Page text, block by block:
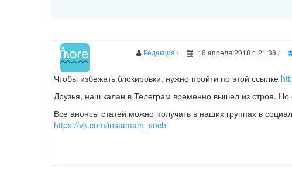
Редакция / 16 апреля 2018 г. 21:38 /
Чтобы избежать блокировки, нужно пройти по этой ссылке
Друзья, наш калан в Телеграм временно вышел из строя.
Все анонсы статей можно получать в наших группах в
https://vk.com/instamam_sochi